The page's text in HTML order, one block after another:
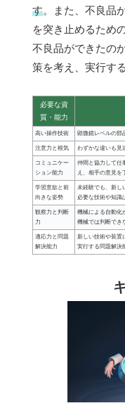
す。また、不良品
を突き止めるため
不良品ができたの
策を考え、実行す
必要な資
質・能力
高い操作技術 顕微鏡レベルの部
注意力と根気 わずかな違いも見
コミュニケー
ション能力
仲間と協力して仕
え、相手の意見を
学習意欲と前
向きな姿勢
未経験でも、新し
必要な技術や知識
観察力と判断
力
機械による自動化
機械では判断でき
適応力と問題
解決能力
新しい技術や装置
実行する問題解決